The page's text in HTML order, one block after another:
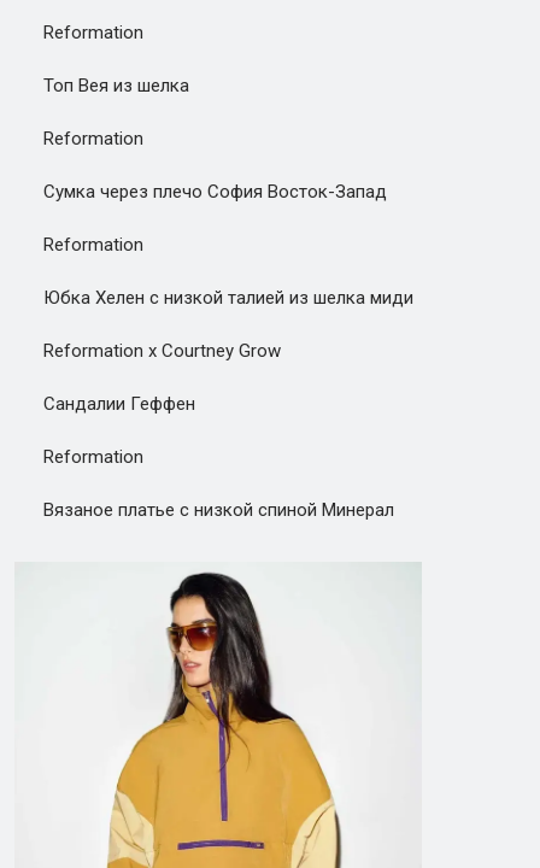
Reformation
Топ Вея из шелка
Reformation
Сумка через плечо София Восток-Запад
Reformation
Юбка Хелен с низкой талией из шелка миди
Reformation x Courtney Grow
Сандалии Геффен
Reformation
Вязаное платье с низкой спиной Минерал